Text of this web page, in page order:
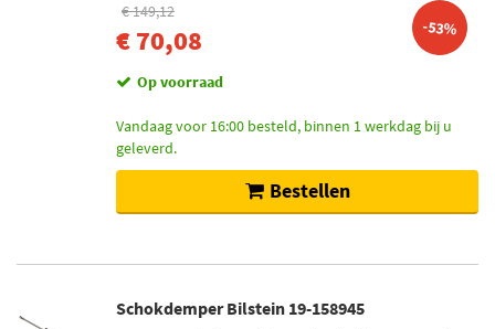
€ 149,12
€ 70,08 -53%
Op voorraad
Vandaag voor 16:00 besteld, binnen 1 werkdag bij u
geleverd.
Bestellen
Schokdemper Bilstein 19-158945